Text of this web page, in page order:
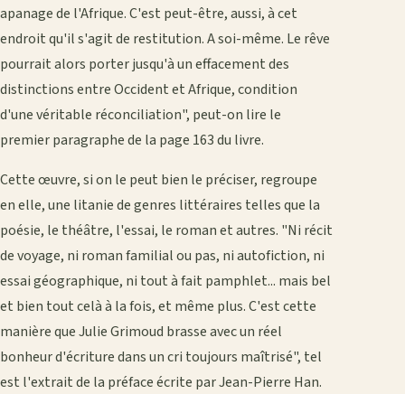
apanage de l'Afrique. C'est peut-être, aussi, à cet
endroit qu'il s'agit de restitution. A soi-même. Le rêve
pourrait alors porter jusqu'à un effacement des
distinctions entre Occident et Afrique, condition
d'une véritable réconciliation", peut-on lire le
premier paragraphe de la page 163 du livre.
Cette œuvre, si on le peut bien le préciser, regroupe
en elle, une litanie de genres littéraires telles que la
poésie, le théâtre, l'essai, le roman et autres. "Ni récit
de voyage, ni roman familial ou pas, ni autofiction, ni
essai géographique, ni tout à fait pamphlet... mais bel
et bien tout celà à la fois, et même plus. C'est cette
manière que Julie Grimoud brasse avec un réel
bonheur d'écriture dans un cri toujours maîtrisé", tel
est l'extrait de la préface écrite par Jean-Pierre Han.